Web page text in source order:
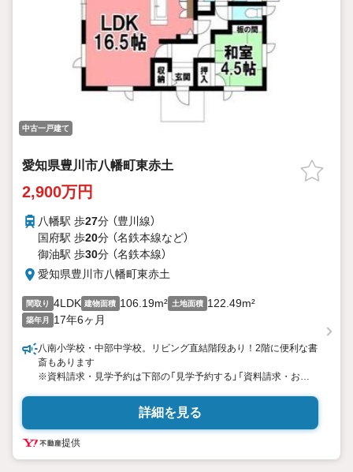
中古一戸建て
愛知県豊川市八幡町東赤土
2,900万円
八幡駅 歩27分 （豊川線）
国府駅 歩20分 （名鉄本線など）
御油駅 歩30分 （名鉄本線）
愛知県豊川市八幡町東赤土
間取り 4LDK 建物面積 106.19m² 土地面積 122.49m²
築年月 17年6ヶ月
八南小学校・中部中学校。リビング直結階段あり！2階に便利な書
斎もあります
※資料請求・見学予約は下部の「見学予約する」「資料請求・お問
詳細を見る
提供